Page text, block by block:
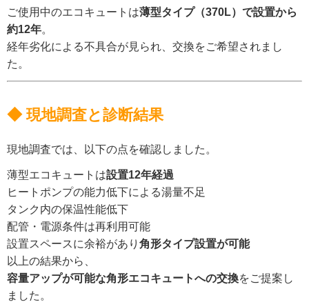
ご使用中のエコキュートは薄型タイプ（370L）で設置から
約12年。
経年劣化による不具合が見られ、交換をご希望されまし
た。
◆ 現地調査と診断結果
現地調査では、以下の点を確認しました。
薄型エコキュートは設置12年経過
ヒートポンプの能力低下による湯量不足
タンク内の保温性能低下
配管・電源条件は再利用可能
設置スペースに余裕があり 角形タイプ設置が可能
以上の結果から、
容量アップが可能な角形エコキュートへの交換をご提案し
ました。